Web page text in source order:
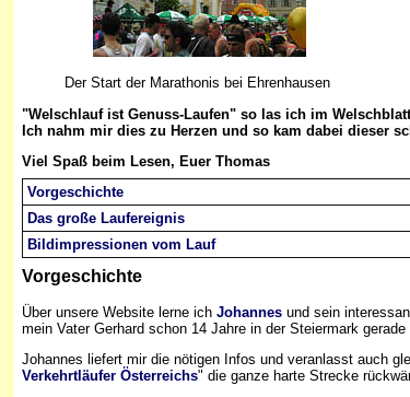
Der Start der Marathonis bei Ehrenhausen
"Welschlauf ist Genuss-Laufen" so las ich im
Ich nahm mir dies zu Herzen und so kam dabei dieser
Viel Spaß beim Lesen, Euer Thomas
Vorgeschichte
Das große Laufereignis
Bildimpressionen vom Lauf
Vorgeschichte
Über unsere Website lerne ich Johannes und sein
mein Vater Gerhard schon 14 Jahre in der Steiermark
Johannes liefert mir die nötigen Infos und veranlasst auch
Verkehrtläufer Österreichs" die ganze harte Strecke